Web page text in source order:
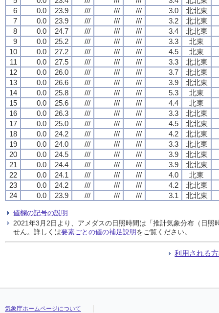
6
0.0 23.9 /// /// /// 3.0
北北東
7
0.0 23.9 /// /// /// 3.2
北北東
8
0.0 24.7 /// /// /// 3.4
北北東
9
0.0 25.2 /// /// /// 3.3
北東
10
0.0 27.2 /// /// /// 4.5
北東
11
0.0 27.5 /// /// /// 3.3
北北東
12
0.0 26.0 /// /// /// 3.7
北北東
13
0.0 26.6 /// /// /// 3.9
北北東
14
0.0 25.8 /// /// /// 5.3
北東
15
0.0 25.6 /// /// /// 4.4
北東
16
0.0 26.3 /// /// /// 3.3
北北東
17
0.0 25.0 /// /// /// 4.5
北北東
18
0.0 24.2 /// /// /// 4.2
北北東
19
0.0 24.0 /// /// /// 3.3
北北東
20
0.0 24.5 /// /// /// 3.9
北北東
21
0.0 24.4 /// /// /// 3.9
北北東
22
0.0 24.1 /// /// /// 4.0
北東
23
0.0 24.2 /// /// /// 4.2
北北東
24
0.0 23.9 /// /// /// 3.1 北北東
値欄の記号の説明
2021年3月2日より、アメダスの日照時間は「推計気象分布（日
せん。詳しくは要素ごとの値の補足説明をご覧ください。
利用される
気象庁ホームページについて